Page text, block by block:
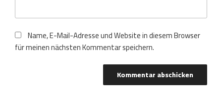
Name, E-Mail-Adresse und Website in diesem Browser
für meinen nächsten Kommentar speichern.